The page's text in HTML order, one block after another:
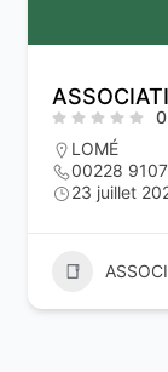
LOMÉ
00228
23 juillet